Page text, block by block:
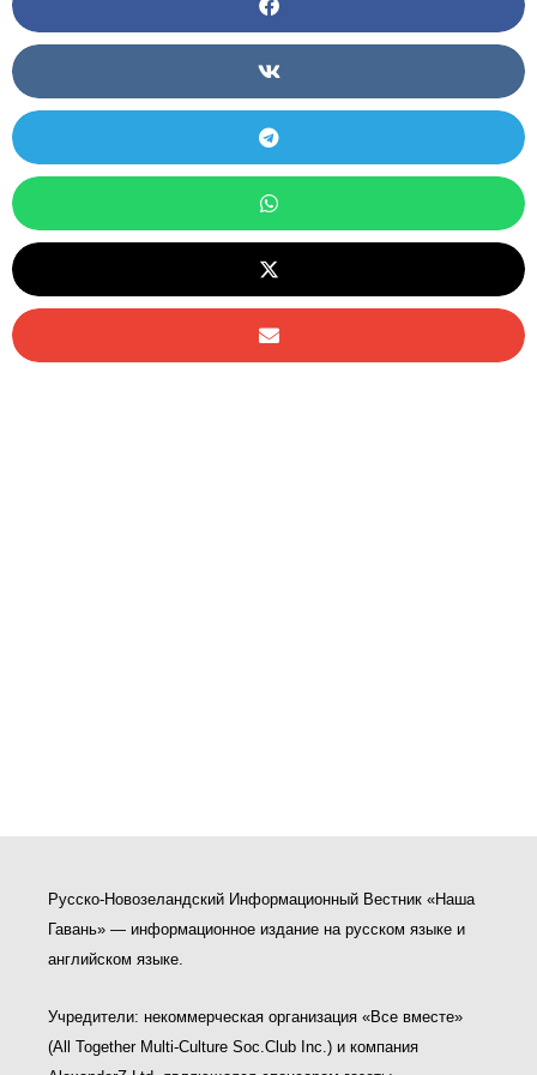
Русско-Новозеландский Информационный Вестник «Наша
Гавань» — информационное издание на русском языке и
английском языке.
Учредители: некоммерческая организация «Все вместе»
(All Together Multi-Culture Soс.Club Inc.) и компания